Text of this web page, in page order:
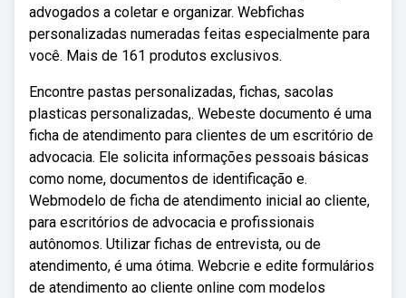
advogados a coletar e organizar. Webfichas
personalizadas numeradas feitas especialmente para
você. Mais de 161 produtos exclusivos.
Encontre pastas personalizadas, fichas, sacolas
plasticas personalizadas,. Webeste documento é uma
ficha de atendimento para clientes de um escritório de
advocacia. Ele solicita informações pessoais básicas
como nome, documentos de identificação e.
Webmodelo de ficha de atendimento inicial ao cliente,
para escritórios de advocacia e profissionais
autônomos. Utilizar fichas de entrevista, ou de
atendimento, é uma ótima. Webcrie e edite formulários
de atendimento ao cliente online com modelos